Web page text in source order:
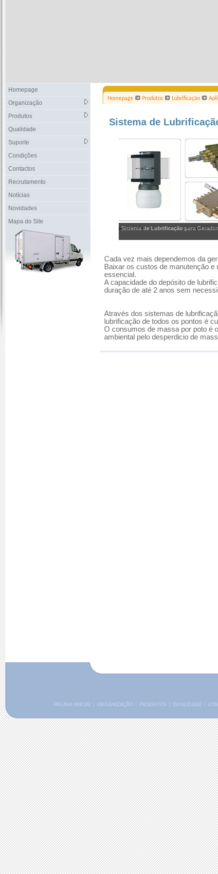
Homepage
Organização
Produtos
Qualidade
Suporte
Condições
Contactos
Recrutamento
Notícias
Novidades
Mapa do Site
Homepage Produtos Lubrificação
Sistema de
Sistema de Lubrificação para
Cada vez mais dependemos da
Baixar os custos de manutenção
essencial.
A capacidade do depósito de
duração de até 2 anos sem
Através dos sistemas de
lubrificação de todos os pontos é
O consumos de massa por poto é
ambiental pelo desperdicio de
PÁGINA INICIAL| ORGANIZAÇÃO| PRODUTOS QUALIDADE